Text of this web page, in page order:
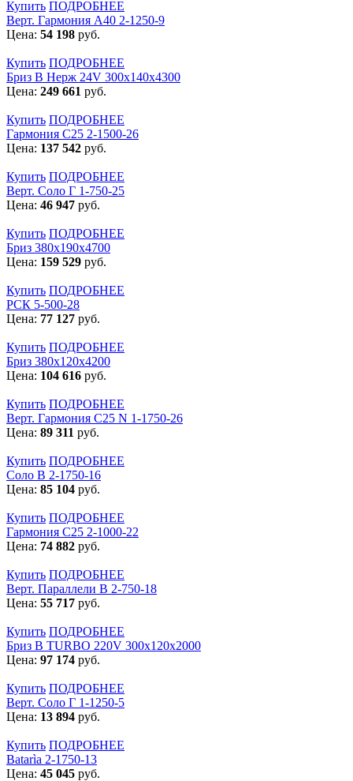
Купить ПОДРОБНЕЕ
Верт. Гармония А40 2-1250-9
Цена: 54 198 руб.
Купить ПОДРОБНЕЕ
Бриз В Нерж 24V 300x140x4300
Цена: 249 661 руб.
Купить ПОДРОБНЕЕ
Гармония С25 2-1500-26
Цена: 137 542 руб.
Купить ПОДРОБНЕЕ
Верт. Соло Г 1-750-25
Цена: 46 947 руб.
Купить ПОДРОБНЕЕ
Бриз 380х190х4700
Цена: 159 529 руб.
Купить ПОДРОБНЕЕ
РСК 5-500-28
Цена: 77 127 руб.
Купить ПОДРОБНЕЕ
Бриз 380х120х4200
Цена: 104 616 руб.
Купить ПОДРОБНЕЕ
Верт. Гармония С25 N 1-1750-26
Цена: 89 311 руб.
Купить ПОДРОБНЕЕ
Соло В 2-1750-16
Цена: 85 104 руб.
Купить ПОДРОБНЕЕ
Гармония С25 2-1000-22
Цена: 74 882 руб.
Купить ПОДРОБНЕЕ
Верт. Параллели В 2-750-18
Цена: 55 717 руб.
Купить ПОДРОБНЕЕ
Бриз В TURBO 220V 300х120х2000
Цена: 97 174 руб.
Купить ПОДРОБНЕЕ
Верт. Соло Г 1-1250-5
Цена: 13 894 руб.
Купить ПОДРОБНЕЕ
Batarìa 2-1750-13
Цена: 45 045 руб.